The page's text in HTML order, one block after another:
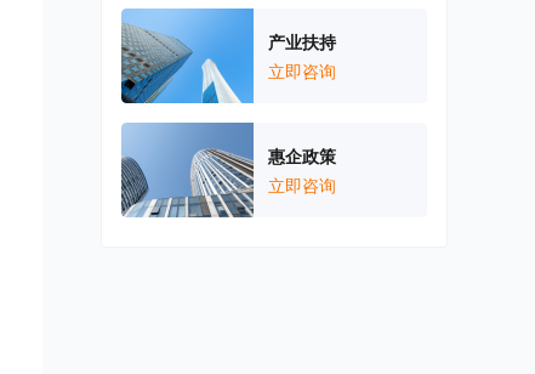
产业扶持
立即咨询
惠企政策
立即咨询